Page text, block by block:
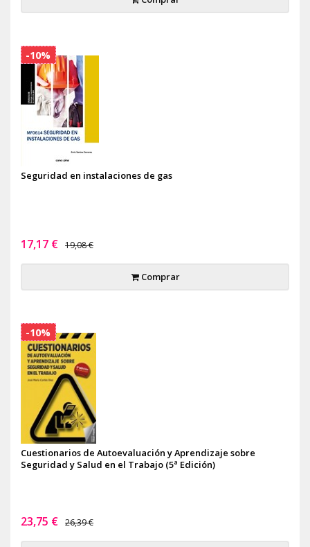
Seguridad en instalaciones de gas
17,17 € 19,08 €
Comprar
-10%
Cuestionarios de Autoevaluación y Aprendizaje sobre
Seguridad y Salud en el Trabajo (5ª Edición)
23,75 € 26,39 €
-10%